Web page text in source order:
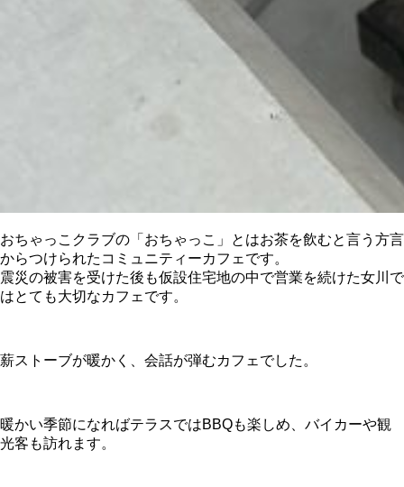
おちゃっこクラブの「おちゃっこ」とはお茶を飲むと言う方言
からつけられたコミュニティーカフェです。
震災の被害を受けた後も仮設住宅地の中で営業を続けた女川で
はとても大切なカフェです。
薪ストーブが暖かく、会話が弾むカフェでした。
暖かい季節になればテラスではBBQも楽しめ、バイカーや観
光客も訪れます。